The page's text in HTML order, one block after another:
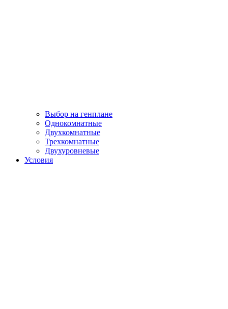
Выбор на генплане
Однокомнатные
Двухкомнатные
Трехкомнатные
Двухуровневые
Условия